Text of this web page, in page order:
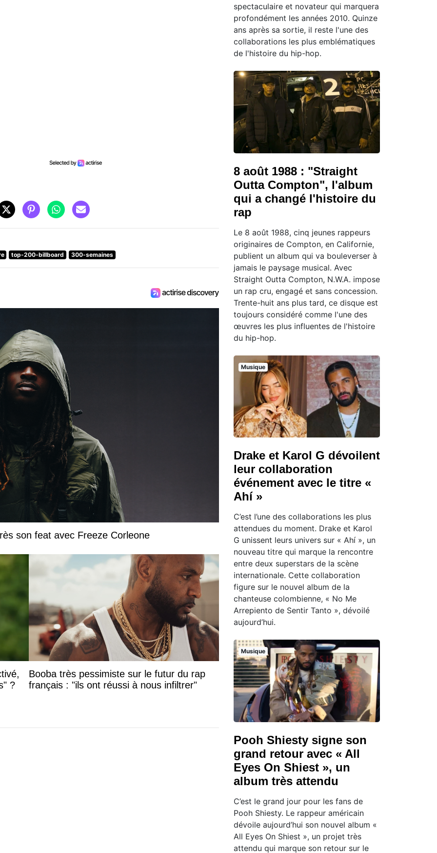
top-200-billboard 300-semaines
son feat avec Freeze Corleone
?
Booba très pessimiste sur le futur du rap
français : "ils ont réussi à nous infiltrer"
spectaculaire et novateur qui marquera
profondément les années 2010. Quinze
ans après sa sortie, il reste l'une des
collaborations les plus emblématiques
de l'histoire du hip-hop.
8 août 1988 : "Straight
Outta Compton", l'album
qui a changé l'histoire du
rap
Le 8 août 1988, cinq jeunes rappeurs
originaires de Compton, en Californie,
publient un album qui va bouleverser à
jamais le paysage musical. Avec
Straight Outta Compton, N.W.A. impose
un rap cru, engagé et sans concession.
Trente-huit ans plus tard, ce disque est
toujours considéré comme l'une des
œuvres les plus influentes de l'histoire
du hip-hop.
Musique
Drake et Karol G dévoilent
leur collaboration
événement avec le titre «
Ahí »
C’est l’une des collaborations les plus
attendues du moment. Drake et Karol
G unissent leurs univers sur « Ahí », un
nouveau titre qui marque la rencontre
entre deux superstars de la scène
internationale. Cette collaboration
figure sur le nouvel album de la
chanteuse colombienne, « No Me
Arrepiento de Sentir Tanto », dévoilé
aujourd’hui.
Musique
Pooh Shiesty signe son
grand retour avec « All
Eyes On Shiest », un
album très attendu
C’est le grand jour pour les fans de
Pooh Shiesty. Le rappeur américain
dévoile aujourd’hui son nouvel album «
All Eyes On Shiest », un projet très
attendu qui marque son retour sur le